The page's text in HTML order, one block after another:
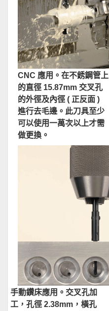
CNC 應用。在不銹鋼管上
的直徑 15.87mm 交叉孔
的外徑及內徑 ( 正反面 )
進行去毛邊。此刀具至少
可以使用一萬次以上才需
做更換。
手動鑽床應用。交叉孔加
工，孔徑 2.38mm，橫孔